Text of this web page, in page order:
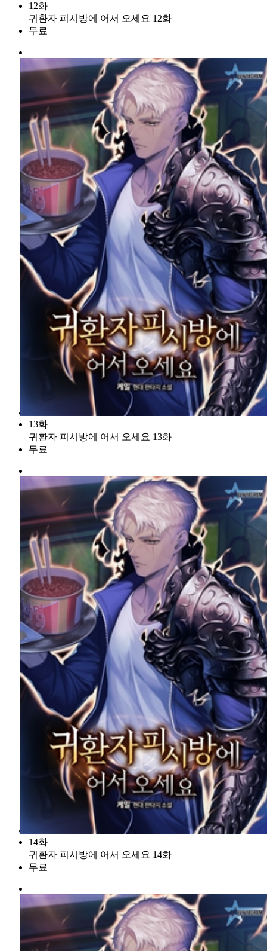
12화
귀환자 피시방에 어서 오세요 12화
무료
13화
귀환자 피시방에 어서 오세요 13화
무료
14화
귀환자 피시방에 어서 오세요 14화
무료